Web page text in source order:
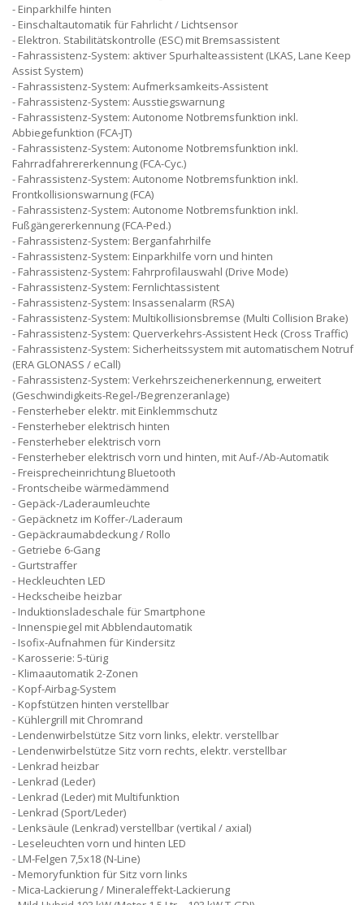
Einparkhilfe hinten
Einschaltautomatik für Fahrlicht / Lichtsensor
Elektron. Stabilitätskontrolle (ESC) mit Bremsassistent
Fahrassistenz-System: aktiver Spurhalteassistent (LKAS, Lane Keep
Assist System)
Fahrassistenz-System: Aufmerksamkeits-Assistent
Fahrassistenz-System: Ausstiegswarnung
Fahrassistenz-System: Autonome Notbremsfunktion inkl.
Abbiegefunktion (FCA-JT)
Fahrassistenz-System: Autonome Notbremsfunktion inkl.
Fahrradfahrererkennung (FCA-Cyc.)
Fahrassistenz-System: Autonome Notbremsfunktion inkl.
Frontkollisionswarnung (FCA)
Fahrassistenz-System: Autonome Notbremsfunktion inkl.
Fußgängererkennung (FCA-Ped.)
Fahrassistenz-System: Berganfahrhilfe
Fahrassistenz-System: Einparkhilfe vorn und hinten
Fahrassistenz-System: Fahrprofilauswahl (Drive Mode)
Fahrassistenz-System: Fernlichtassistent
Fahrassistenz-System: Insassenalarm (RSA)
Fahrassistenz-System: Multikollisionsbremse (Multi Collision Brake)
Fahrassistenz-System: Querverkehrs-Assistent Heck (Cross Traffic)
Fahrassistenz-System: Sicherheitssystem mit automatischem Notruf
(ERA GLONASS / eCall)
Fahrassistenz-System: Verkehrszeichenerkennung, erweitert
(Geschwindigkeits-Regel-/Begrenzeranlage)
Fensterheber elektr. mit Einklemmschutz
Fensterheber elektrisch hinten
Fensterheber elektrisch vorn
Fensterheber elektrisch vorn und hinten, mit Auf-/Ab-Automatik
Freisprecheinrichtung Bluetooth
Frontscheibe wärmedämmend
Gepäck-/Laderaumleuchte
Gepäcknetz im Koffer-/Laderaum
Gepäckraumabdeckung / Rollo
Getriebe 6-Gang
Gurtstraffer
Heckleuchten LED
Heckscheibe heizbar
Induktionsladeschale für Smartphone
Innenspiegel mit Abblendautomatik
Isofix-Aufnahmen für Kindersitz
Karosserie: 5-türig
Klimaautomatik 2-Zonen
Kopf-Airbag-System
Kopfstützen hinten verstellbar
Kühlergrill mit Chromrand
Lendenwirbelstütze Sitz vorn links, elektr. verstellbar
Lendenwirbelstütze Sitz vorn rechts, elektr. verstellbar
Lenkrad heizbar
Lenkrad (Leder)
Lenkrad (Leder) mit Multifunktion
Lenkrad (Sport/Leder)
Lenksäule (Lenkrad) verstellbar (vertikal / axial)
Leseleuchten vorn und hinten LED
LM-Felgen 7,5x18 (N-Line)
Memoryfunktion für Sitz vorn links
Mica-Lackierung / Mineraleffekt-Lackierung